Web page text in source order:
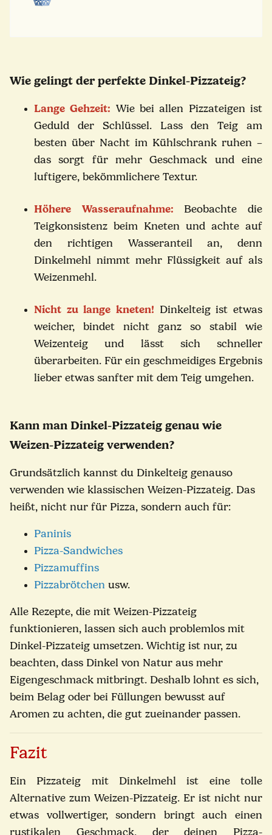
Wie gelingt der perfekte Dinkel-Pizzateig?
Lange Gehzeit: Wie bei allen Pizzateigen ist
Geduld der Schlüssel. Lass den Teig am
besten über Nacht im Kühlschrank ruhen –
das sorgt für mehr Geschmack und eine
luftigere, bekömmlichere Textur.
Höhere Wasseraufnahme: Beobachte die
Teigkonsistenz beim Kneten und achte auf
den richtigen Wasseranteil an, denn
Dinkelmehl nimmt mehr Flüssigkeit auf als
Weizenmehl.
Nicht zu lange kneten! Dinkelteig ist etwas
weicher, bindet nicht ganz so stabil wie
Weizenteig und lässt sich schneller
überarbeiten. Für ein geschmeidiges Ergebnis
lieber etwas sanfter mit dem Teig umgehen.
Kann man Dinkel-Pizzateig genau wie
Weizen-Pizzateig verwenden?
Grundsätzlich kannst du Dinkelteig genauso
verwenden wie klassischen Weizen-Pizzateig. Das
heißt, nicht nur für Pizza, sondern auch für:
Paninis
Pizza-Sandwiches
Pizzamuffins
Pizzabrötchen usw.
Alle Rezepte, die mit Weizen-Pizzateig
funktionieren, lassen sich auch problemlos mit
Dinkel-Pizzateig umsetzen. Wichtig ist nur, zu
beachten, dass Dinkel von Natur aus mehr
Eigengeschmack mitbringt. Deshalb lohnt es sich,
beim Belag oder bei Füllungen bewusst auf
Aromen zu achten, die gut zueinander passen.
Fazit
Ein Pizzateig mit Dinkelmehl ist eine tolle
Alternative zum Weizen-Pizzateig. Er ist nicht nur
etwas vollwertiger, sondern bringt auch einen